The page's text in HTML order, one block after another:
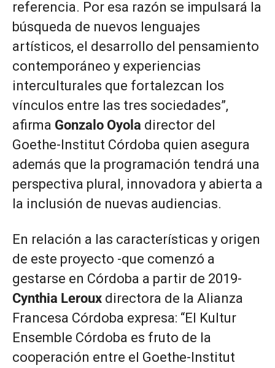
referencia. Por esa razón se impulsará la
búsqueda de nuevos lenguajes
artísticos, el desarrollo del pensamiento
contemporáneo y experiencias
interculturales que fortalezcan los
vínculos entre las tres sociedades”,
afirma Gonzalo Oyola director del
Goethe-Institut Córdoba quien asegura
además que la programación tendrá una
perspectiva plural, innovadora y abierta a
la inclusión de nuevas audiencias.
En relación a las características y origen
de este proyecto -que comenzó a
gestarse en Córdoba a partir de 2019-
Cynthia Leroux directora de la Alianza
Francesa Córdoba expresa: “El Kultur
Ensemble Córdoba es fruto de la
cooperación entre el Goethe-Institut